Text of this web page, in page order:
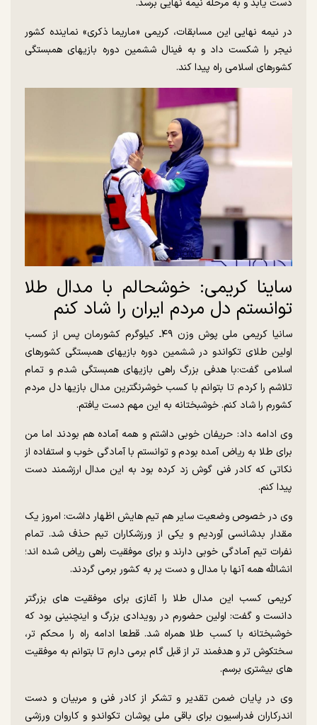
دست یابد و به مرحله نیمه نهایی برسد.
در نیمه نهایی این مسابقات، کریمی «ماریما ذکری» نماینده کشور
نیجر را شکست داد و به فینال ششمین دوره بازیهای همبستگی
کشورهای اسلامی راه پیدا کند.
ساینا کریمی: خوشحالم با مدال طلا
توانستم دل مردم ایران را شاد کنم
سانیا کریمی ملی پوش وزن ۴۹ـ کیلوگرم کشورمان پس از کسب
اولین طلای تکواندو در ششمین دوره بازیهای همبستگی کشورهای
اسلامی گفت:با هدفی بزرگ راهی بازیهای همبستگی شدم و تمام
تلاشم را کردم تا بتوانم با کسب خوشرنگترین مدال بازیها دل مردم
کشورم را شاد کنم. خوشبختانه به این مهم دست یافتم.
وی ادامه داد: حریفان خوبی داشتم و همه آماده هم بودند اما من
برای طلا به ریاض آمده بودم و توانستم با آمادگی خوب و استفاده از
نکاتی که کادر فنی گوش زد کرده بود به این مدال ارزشمند دست
پیدا کنم.
وی در خصوص وضعیت سایر هم تیم هایش اظهار داشت: امروز یک
مقدار بدشانسی آوردیم و یکی از ورزشکاران تیم حذف شد. تمام
نفرات تیم آمادگی خوبی دارند و برای موفقیت راهی ریاض شده اند؛
انشالله همه آنها با مدال و دست پر به کشور برمی گردند.
کریمی کسب این مدال طلا را آغازی برای موفقیت های بزرگتر
دانست و گفت: اولین حضورم در رویدادی بزرگ و اینچنینی بود که
خوشبختانه با کسب طلا همراه شد. قطعا ادامه راه را محکم تر،
سختکوش تر و هدفمند تر از قبل گام برمی دارم تا بتوانم به موفقیت
های بیشتری برسم.
وی در پایان ضمن تقدیر و تشکر از کادر فنی و مربیان و دست
اندرکاران فدراسیون برای باقی ملی پوشان تکواندو و کاروان ورزشی